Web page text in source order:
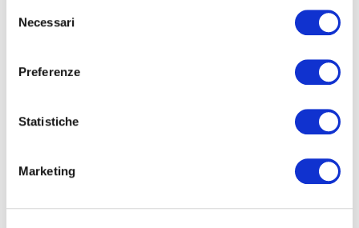
navigazione in assenza di cookie o altri strumenti di
Per maggiori dettagli:
Necessari
Preferenze
Statistiche
Marketing
SMALTIMENTO
Involucro sottovuoto
* Segui sempre le regole del tuo Comune